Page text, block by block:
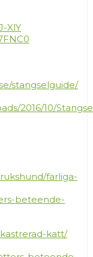
XlY
stangselguide/
2016/10/
farliga-
beteende-
katt/